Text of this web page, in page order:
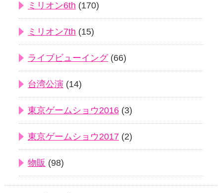
ミリオン6th (170)
ミリオン7th (15)
ライブビューイング(66)
台湾公演 (14)
東京ゲームショウ2016 (3)
東京ゲームショウ2017 (2)
物販 (98)